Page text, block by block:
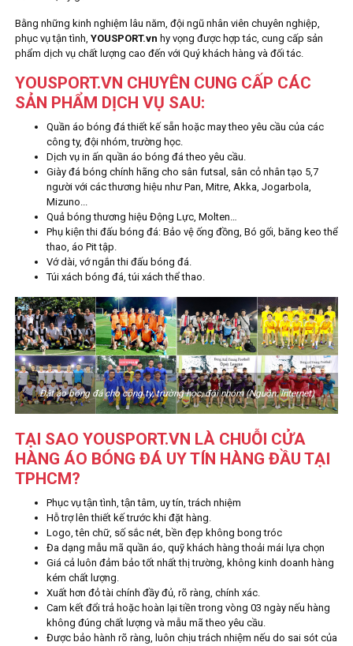
Bằng những kinh nghiệm lâu năm, đội ngũ nhân viên chuyên nghiệp,
phục vụ tận tình, YOUSPORT.vn hy vọng được hợp tác, cung cấp sản
phẩm dịch vụ chất lượng cao đến với Quý khách hàng và đối tác.
YOUSPORT.VN CHUYÊN CUNG CẤP CÁC
SẢN PHẨM DỊCH VỤ SAU:
Quần áo bóng đá thiết kế sẵn hoặc may theo yêu cầu của các
công ty, đội nhóm, trường học.
Dịch vụ in ấn quần áo bóng đá theo yêu cầu.
Giày đá bóng chính hãng cho sân futsal, sân cỏ nhân tạo 5,7
người với các thương hiệu như Pan, Mitre, Akka, Jogarbola,
Mizuno...
Quả bóng thương hiệu Động Lực, Molten…
Phụ kiện thi đấu bóng đá: Bảo vệ ống đồng, Bó gối, băng keo thể
thao, áo Pit tập.
Vớ dài, vớ ngắn thi đấu bóng đá.
Túi xách bóng đá, túi xách thể thao.
Đặt áo bóng đá cho công ty, trường học, đội nhóm (Nguồn: Internet)
TẠI SAO YOUSPORT.VN LÀ CHUỖI CỬA
HÀNG ÁO BÓNG ĐÁ UY TÍN HÀNG ĐẦU TẠI
TPHCM?
Phục vụ tận tình, tận tâm, uy tín, trách nhiệm
Hỗ trợ lên thiết kế trước khi đặt hàng.
Logo, tên chữ, số sắc nét, bền đẹp không bong tróc
Đa dạng mẫu mã quần áo, quỹ khách hàng thoải mái lựa chọn
Giá cả luôn đảm bảo tốt nhất thị trường, không kinh doanh hàng
kém chất lượng.
Xuất hơn đỏ tài chính đầy đủ, rõ ràng, chính xác.
Cam kết đổi trả hoặc hoàn lại tiền trong vòng 03 ngày nếu hàng
không đúng chất lượng và mẫu mã theo yêu cầu.
Được bảo hành rõ ràng, luôn chịu trách nhiệm nếu do sai sót của